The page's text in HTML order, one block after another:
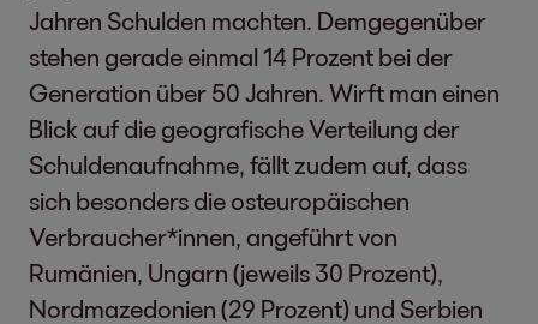
Jahren Schulden machten. Demgegenüber
stehen gerade einmal 14 Prozent bei der
Generation über 50 Jahren. Wirft man einen
Blick auf die geografische Verteilung der
Schuldenaufnahme, fällt zudem auf, dass
sich besonders die osteuropäischen
Verbraucher*innen, angeführt von
Rumänien, Ungarn (jeweils 30 Prozent),
Nordmazedonien (29 Prozent) und Serbien